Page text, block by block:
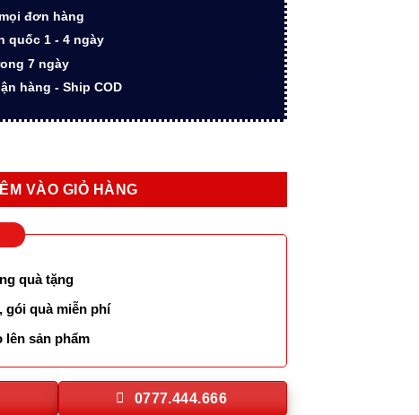
đơn hàng
quốc 1 - 4 ngày
7 ngày
hàng - Ship COD
BIG PST BLU CHV 1931373 chính hãng số lượng
VÀO GIỎ HÀNG
quà tặng
quà miễn phí
lên sản phẩm
0777.444.666